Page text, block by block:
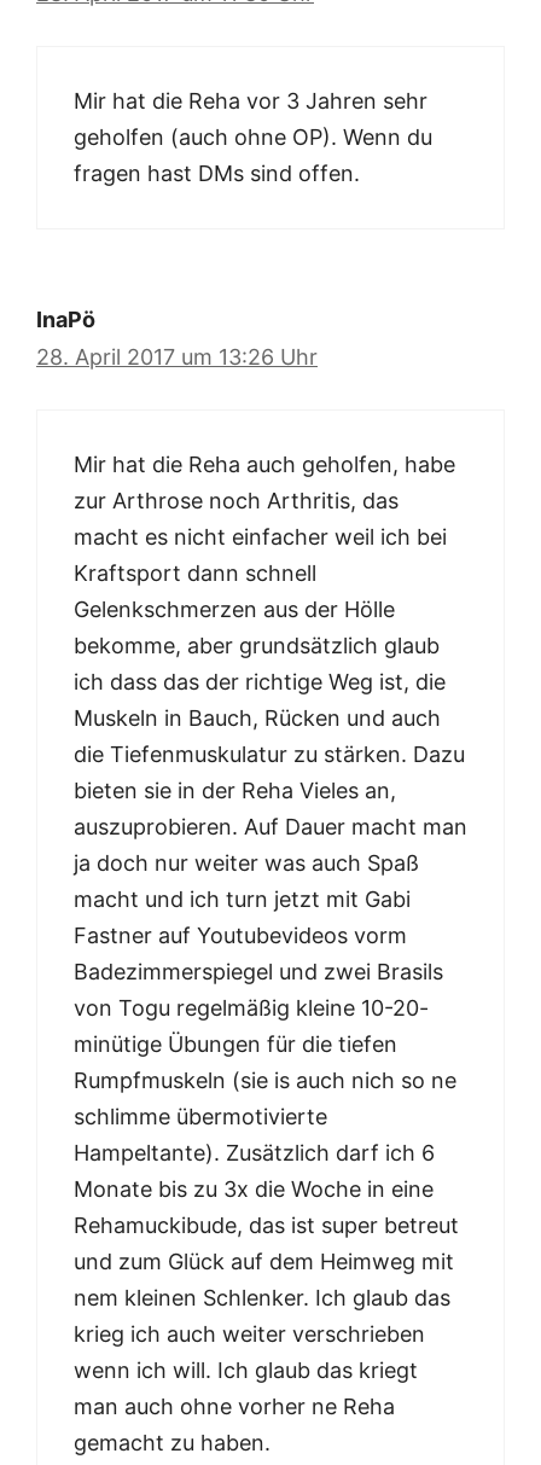
Mir hat die Reha vor 3 Jahren sehr
geholfen (auch ohne OP). Wenn du
fragen hast DMs sind offen.
InaPö
28. April 2017 um 13:26 Uhr
Mir hat die Reha auch geholfen, habe
zur Arthrose noch Arthritis, das
macht es nicht einfacher weil ich bei
Kraftsport dann schnell
Gelenkschmerzen aus der Hölle
bekomme, aber grundsätzlich glaub
ich dass das der richtige Weg ist, die
Muskeln in Bauch, Rücken und auch
die Tiefenmuskulatur zu stärken. Dazu
bieten sie in der Reha Vieles an,
auszuprobieren. Auf Dauer macht man
ja doch nur weiter was auch Spaß
macht und ich turn jetzt mit Gabi
Fastner auf Youtubevideos vorm
Badezimmerspiegel und zwei Brasils
von Togu regelmäßig kleine 10-20-
minütige Übungen für die tiefen
Rumpfmuskeln (sie is auch nich so ne
schlimme übermotivierte
Hampeltante). Zusätzlich darf ich 6
Monate bis zu 3x die Woche in eine
Rehamuckibude, das ist super betreut
und zum Glück auf dem Heimweg mit
nem kleinen Schlenker. Ich glaub das
krieg ich auch weiter verschrieben
wenn ich will. Ich glaub das kriegt
man auch ohne vorher ne Reha
gemacht zu haben.